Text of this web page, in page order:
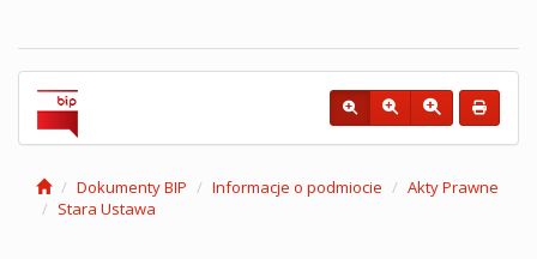
Dokumenty BIP Informacje o podmiocie
Akty Prawne
Stara Ustawa